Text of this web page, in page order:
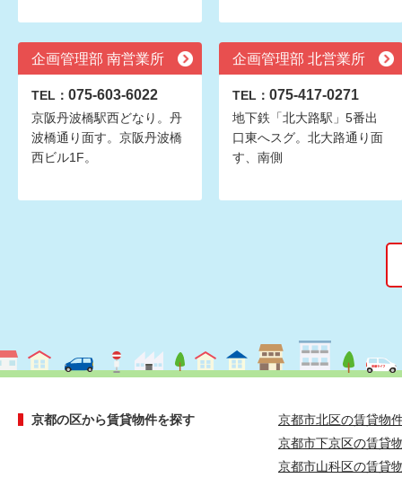
企画管理部 南営業所
TEL： 075-603-6022
京阪丹波橋駅西どなり。丹
波橋通り面す。京阪丹波橋
西ビル1F。
企画管理部 北営業所
TEL： 075-417-0271
地下鉄「北大路駅」5番出
口東へスグ。北大路通り面
す、南側
京都の区から賃貸物件を探す
京都市北区の賃貸物
京都市下京区の賃貸
京都市山科区の賃貸